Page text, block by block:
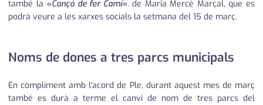
també la «Cançó de fer Camí». de Maria Mercè Marçal, que es
podrà veure a les xarxes socials la setmana del 15 de març.
Noms de dones a tres parcs municipals
En compliment amb l'acord de Ple, durant aquest mes de març
també es durà a terme el canvi de nom de tres parcs del